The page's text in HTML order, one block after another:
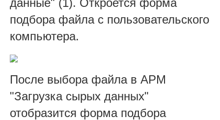
подбора файла с пользовательского
компьютера.
После выбора файла в АРМ
"Загрузка сырых данных"
отобразится форма подбора